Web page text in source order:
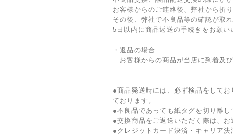
お客様からのご連絡後、弊社から折
その後、弊社で不良品等の確認が取
5日以内に商品返送の手続きをお願い
・返品の場合
お客様からの商品が当店に到着及
●商品発送時には、必ず検品をして
ております。
●不良品であっても紙タグを切り離
●交換商品をご返送いただく際は、
●クレジットカード決済・キャリア